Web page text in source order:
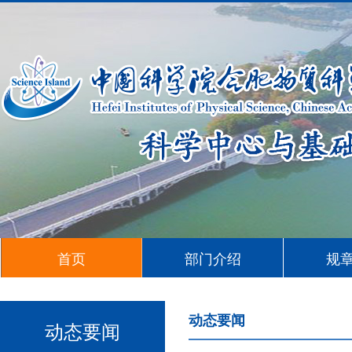
首页 部门介绍 规
动态要闻 动态要闻